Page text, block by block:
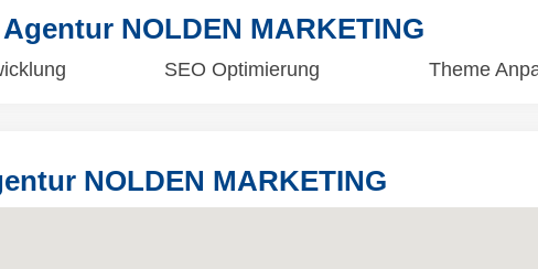
NOLDEN MARKETING
SEO Optimierung Theme
NOLDEN MARKETING